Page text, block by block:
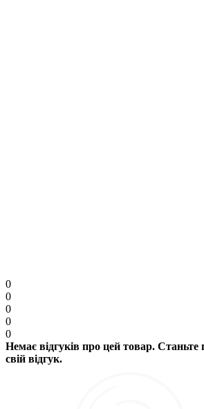
0
0
0
0
0
Немає відгуків про цей товар.
свій відгук.